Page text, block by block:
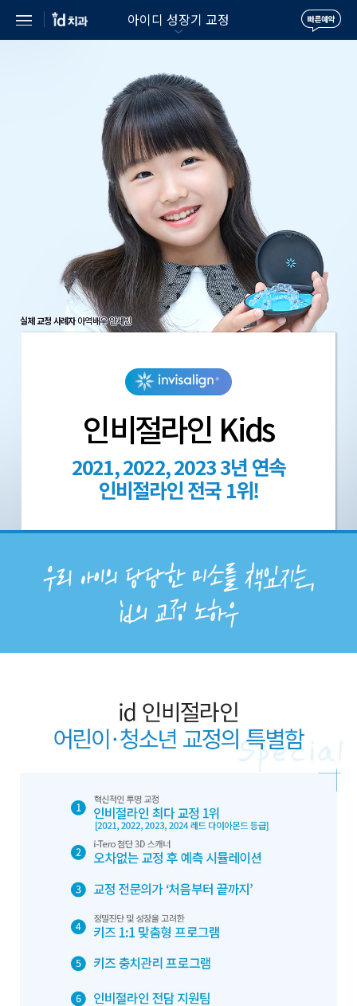
아이디 성장기 교정
인비절라인 Kids
2021, 2022, 2023 3년 연속
인비절라인 전국 1위!
실제 교정 사례자아역배우 안세빈